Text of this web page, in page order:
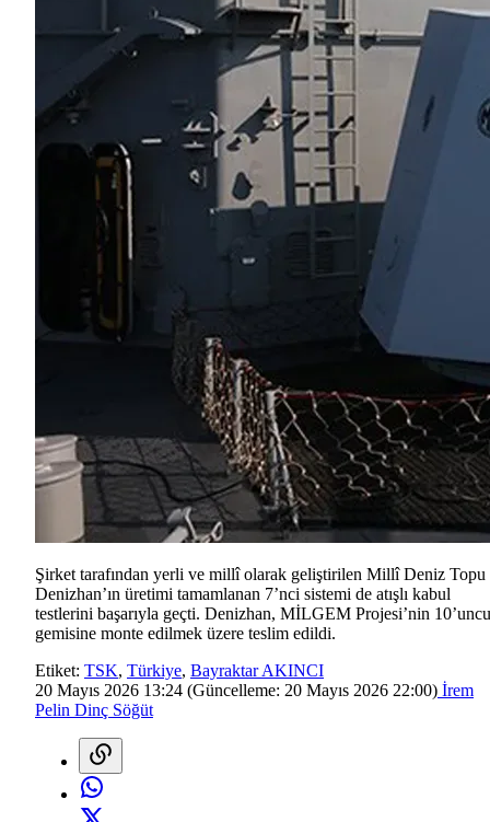
Şirket tarafından yerli ve millî olarak geliştirilen Millî Deniz Topu
Denizhan’ın üretimi tamamlanan 7’nci sistemi de atışlı kabul
testlerini başarıyla geçti. Denizhan, MİLGEM Projesi’nin 10’uncu
gemisine monte edilmek üzere teslim edildi.
Etiket: TSK, Türkiye, Bayraktar AKINCI
20 Mayıs 2026 13:24 (Güncelleme: 20 Mayıs 2026 22:00) İrem
Pelin Dinç Söğüt